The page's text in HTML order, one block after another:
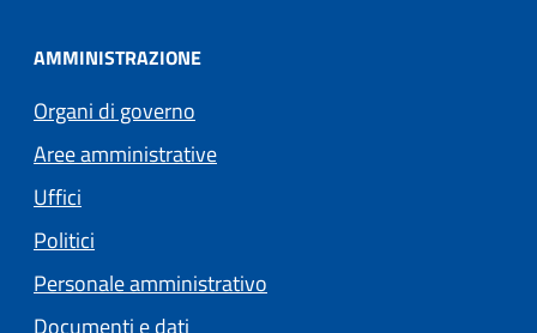
AMMINISTRAZIONE
Organi di governo
Aree amministrative
Uffici
Politici
Personale amministrativo
Documenti e dati